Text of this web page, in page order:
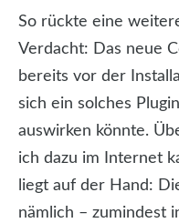
So rückte eine
Verdacht: Das neue
bereits vor der
sich ein solches
auswirken könnte.
ich dazu im Internet
liegt auf der Hand:
nämlich – zumindest